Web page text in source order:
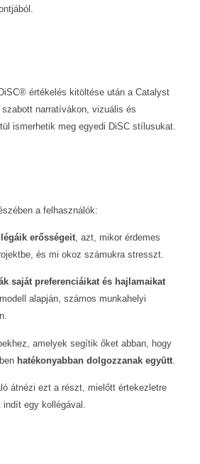
értékelés kitöltése után a Catalyst
narratívákon, vizuális és
ismerhetik meg egyedi DiSC stílusukat.
a felhasználók:
erősségeit, azt, mikor érdemes
és mi okoz számukra stresszt.
saját preferenciáikat és hajlamaikat
alapján, számos munkahelyi
amelyek segítik őket abban, hogy
hatékonyabban dolgozzanak együtt
átnézi ezt a részt, mielőtt értekezletre
egy kollégával.